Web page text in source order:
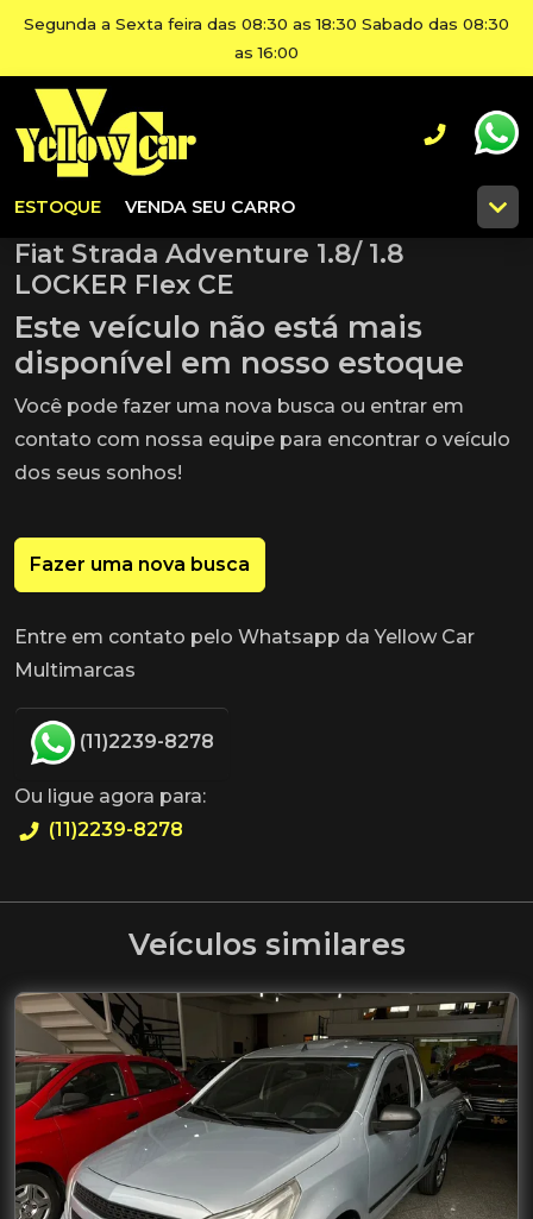
Segunda a Sexta feira das 08:30 as 18:30 Sabado das 08:30
as 16:00
ESTOQUE VENDA SEU CARRO
Fiat Strada Adventure 1.8/ 1.8
LOCKER Flex CE
Este veículo não está mais
disponível em nosso estoque
Você pode fazer uma nova busca ou entrar em
contato com nossa equipe para encontrar o veículo
dos seus sonhos!
Fazer uma nova busca
Entre em contato pelo Whatsapp da Yellow Car
Multimarcas
(11)2239-8278
Ou ligue agora para:
(11)2239-8278
Veículos similares